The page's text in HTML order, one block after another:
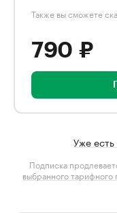
Также вы сможете
790 ₽
Уже есть
Подписка
выбранного тарифного